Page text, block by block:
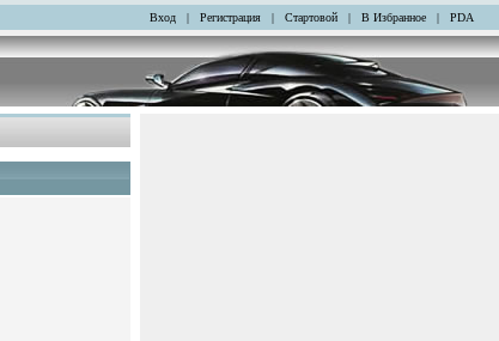
Вход | Регистрация | Стартовой | В Избранное | PDA